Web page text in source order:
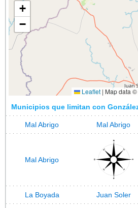
+
−
Leaflet | Map data ©
Municipios que limitan con
Mal Abrigo Mal Abrigo
Mal Abrigo
La Boyada Juan Soler